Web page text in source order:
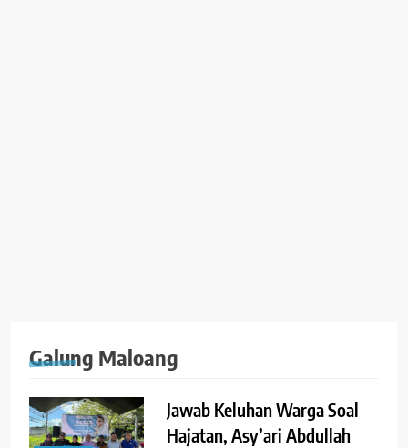
Galung Maloang
Jawab Keluhan Warga Soal
Hajatan, Asy’ari Abdullah